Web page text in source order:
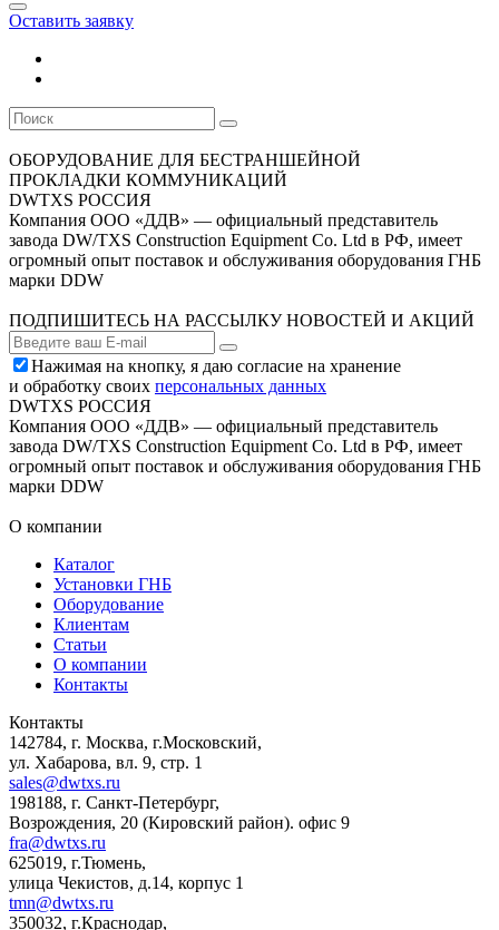
Оставить заявку
ОБОРУДОВАНИЕ ДЛЯ БЕСТРАНШЕЙНОЙ
ПРОКЛАДКИ КОММУНИКАЦИЙ
DWTXS РОССИЯ
Компания ООО «ДДВ» — официальный представитель
завода DW/TXS Construction Equipment Co. Ltd в РФ, имеет
огромный опыт поставок и обслуживания оборудования ГНБ
марки DDW
ПОДПИШИТЕСЬ НА РАССЫЛКУ НОВОСТЕЙ И АКЦИЙ
Нажимая на кнопку, я даю согласие на хранение
и обработку своих персональных данных
DWTXS РОССИЯ
Компания ООО «ДДВ» — официальный представитель
завода DW/TXS Construction Equipment Co. Ltd в РФ, имеет
огромный опыт поставок и обслуживания оборудования ГНБ
марки DDW
О компании
Каталог
Установки ГНБ
Оборудование
Клиентам
Статьи
О компании
Контакты
Контакты
142784, г. Москва, г.Московский,
ул. Хабарова, вл. 9, стр. 1
sales@dwtxs.ru
198188, г. Санкт-Петербург,
Возрождения, 20 (Кировский район). офис 9
fra@dwtxs.ru
625019, г.Тюмень,
улица Чекистов, д.14, корпус 1
tmn@dwtxs.ru
350032, г.Краснодар,